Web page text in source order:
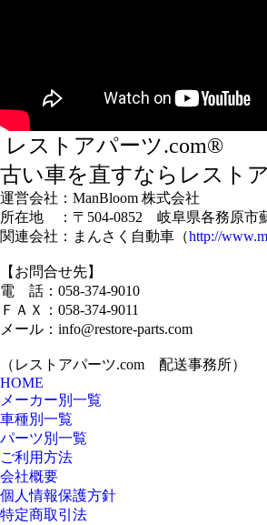
レストアパーツ.com®
古い車を直すならレスト
運営会社：ManBloom 株式会社
所在地 ：〒504-0852 岐阜県各務原市
関連会社：まんさく自動車（http://
【お問合せ先】
電 話：058-374-9010
ＦＡＸ：058-374-9011
メール：info@restore-parts.com
（レストアパーツ.com 配送事務所）
HOME
メーカー別一覧
車種別一覧
パーツ別一覧
ご利用方法
会社概要
個人情報保護方針
特定商取引法